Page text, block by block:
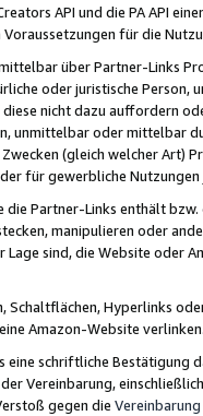
API und die PA API
für die
über Partner-Links
oder juristische
nicht dazu auffordern
unmittelbar oder mittelbar
(gleich welcher Art)
für gewerbliche
die Partner-Links enthält
manipulieren oder
sind, die Website oder
Schaltflächen, Hyperlinks
Amazon-Website
eine schriftliche
Vereinbarung,
gegen die Vereinbarung